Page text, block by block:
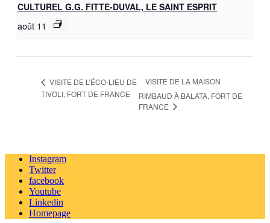
CULTUREL G.G. FITTE-DUVAL, LE SAINT ESPRIT
août 11
VISITE DE L’ÉCO-LIEU DE
TIVOLI, FORT DE FRANCE
VISITE DE LA MAISON
RIMBAUD À BALATA, FORT DE
FRANCE
Instagram
Twitter
facebook
Youtube
Linkedin
Homepage